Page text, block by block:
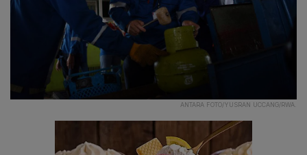
ANTARA FOTO/YUSRAN UCCANG/RWA.